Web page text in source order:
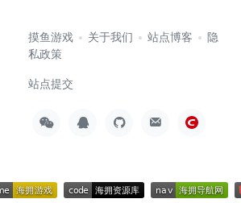
摸鱼游戏 关于我们 站点博客
隐
私政策
站点提交